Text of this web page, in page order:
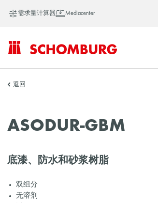
需求量计算器 Mediacenter
SCHOMBURG
返回
ASODUR-GBM
底漆、防水和砂浆树脂
双组分
无溶剂